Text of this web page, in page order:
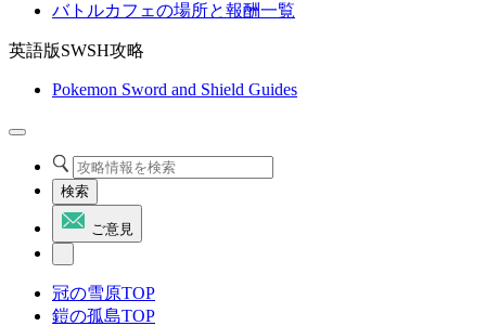
バトルカフェの場所と報酬一覧
英語版SWSH攻略
Pokemon Sword and Shield Guides
検索
ご意見
冠の雪原TOP
鎧の孤島TOP